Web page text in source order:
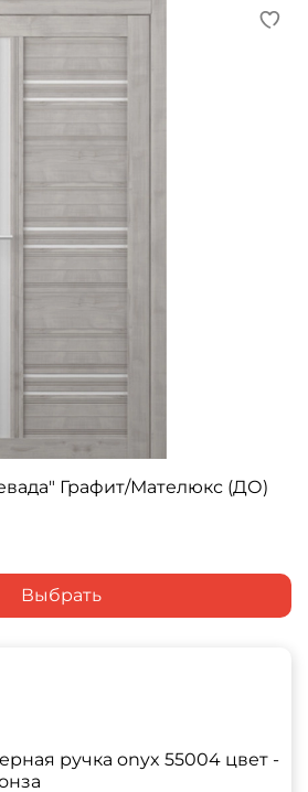
ALBERO "Невада" Графит/Мателюкс (ДО)
Выбрать
ручка onyx 55004 цвет -